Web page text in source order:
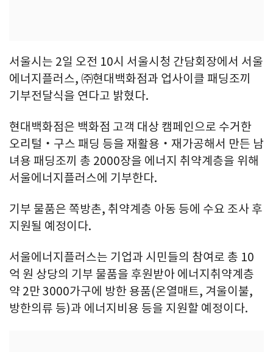
서울시는 2일 오전 10시 서울시청 간담회장에서 서울
에너지플러스, ㈜현대백화점과 업사이클 패딩조끼
기부전달식을 연다고 밝혔다.
현대백화점은 백화점 고객 대상 캠페인으로 수거한
오리털‧구스 패딩 등을 재활용‧재가공해서 만든 남
녀용 패딩조끼 총 2000장을 에너지 취약계층을 위해
서울에너지플러스에 기부한다.
기부 물품은 쪽방촌, 취약계층 아동 등에 수요 조사 후
지원될 예정이다.
서울에너지플러스는 기업과 시민들의 참여로 총 10
억 원 상당의 기부 물품을 후원받아 에너지취약계층
약 2만 3000가구에 방한 용품(온열매트, 겨울이불,
방한의류 등)과 에너지비용 등을 지원할 예정이다.